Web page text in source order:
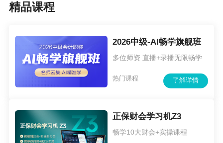
精品课程
2026中级-AI畅学旗舰班
多位师资 直播+录播无限畅学
了解详情
热门课程
正保财会学习机Z3
畅学10大财会+实操课程